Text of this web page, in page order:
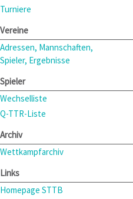
Turniere
Vereine
Adressen, Mannschaften,
Spieler, Ergebnisse
Spieler
Wechselliste
Q-TTR-Liste
Archiv
Wettkampfarchiv
Links
Homepage STTB